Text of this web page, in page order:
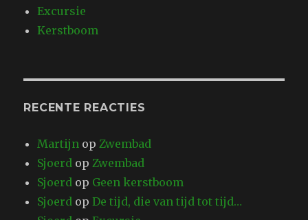
Excursie
Kerstboom
RECENTE REACTIES
Martijn opZwembad
Sjoerd opZwembad
Sjoerd op Geen kerstboom
Sjoerd opDe tijd, die van tijd tot tijd…